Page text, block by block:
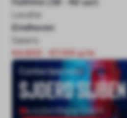
Locatie
Eindhoven
Salaris
€4.800 - €7.100 p/m
Contactpersoon
Sjoerd Sijben
s.sijben@onenine.nl